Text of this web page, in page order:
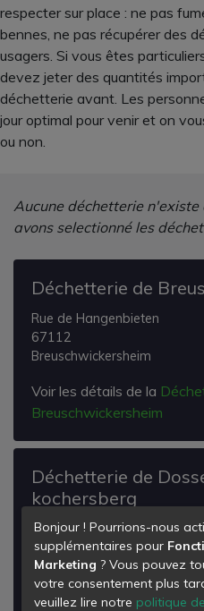
respecter sur place : ne pas
bennes, ne pas récupérer des
usagers. Si vous êtes
devez jeter des quantités
déchetterie avant. Les
jour optimal pour venir et on
ou non.
Aucune déchetterie n'existe
avons selectionné les
Déchetterie de
Rue de Hangenbieten
67112
Breuschwickersheim
Voir les détails de la
Breuschwickersheim
Déchetterie de
kochersberg
D79
67117
Dossenheim-Kochersberg
Voir les détails de la
Bonjour ! Pourrions-nous
supplémentaires pour
Marketing ? Vous pouvez
votre consentement plus
veuillez lire notre politique